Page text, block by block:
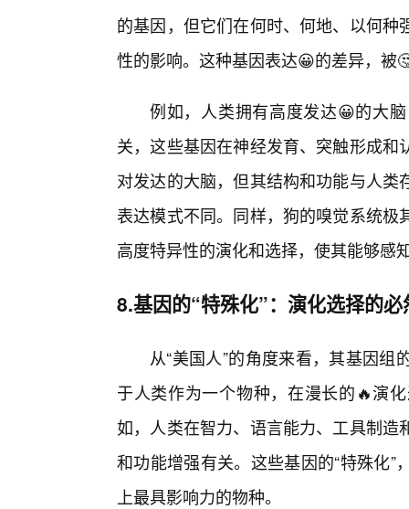
的基因，但它们在何时、何地、以何
性的影响。这种基因表达😀的差异，被
例如，人类拥有高度发达😀的大
关，这些基因在神经发育、突触形成
对发达的大脑，但其结构和功能与人
表达模式不同。同样，狗的嗅觉系统
高度特异性的演化和选择，使其能够感
8.基因的“特殊化”：演化选择的必
从“美国人”的角度来看，其基因
于人类作为一个物种，在漫长的🔥演
如，人类在智力、语言能力、工具制
和功能增强有关。这些基因的“特殊化
上最具影响力的物种。